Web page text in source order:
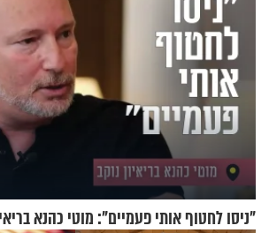
"ניסו לחטוף אותי פעמיים": מוטי כהנא